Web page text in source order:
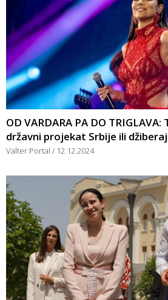
OD VARDARA PA DO
državni projekat Srbije ili
Valter Portal 12.12.2024